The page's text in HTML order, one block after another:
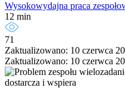
Wysokowydajna praca
12 min
71
Zaktualizowano: 10 czerwca
Zaktualizowano: 10 czerwca